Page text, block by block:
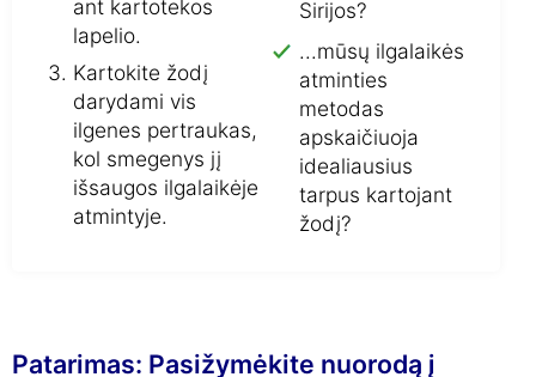
ant kartotekos
lapelio.
Kartokite žodį
darydami vis
ilgenes pertraukas,
kol smegenys jį
išsaugos ilgalaikėje
atmintyje.
Sirijos?
...mūsų ilgalaikės
atminties
metodas
apskaičiuoja
idealiausius
tarpus kartojant
žodį?
Patarimas: Pasižymėkite nuorodą į